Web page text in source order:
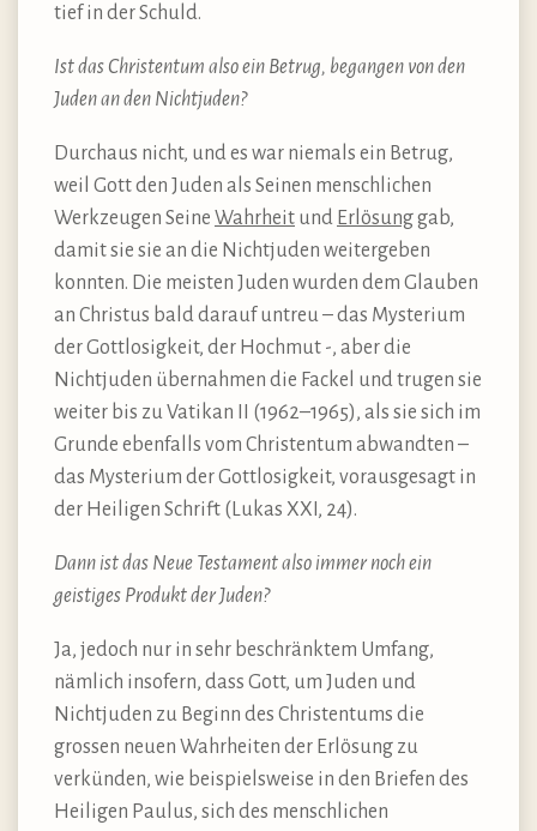
tief in der Schuld.
Ist das Christentum also ein Betrug, begangen von den
Juden an den Nichtjuden?
Durchaus nicht, und es war niemals ein Betrug,
weil Gott den Juden als Seinen menschlichen
Werkzeugen Seine Wahrheit und Erlösunggab,
damit sie sie an die Nichtjuden weitergeben
konnten. Die meisten Juden wurden dem Glauben
an Christus bald darauf untreu – das Mysterium
der Gottlosigkeit, der Hochmut -, aber die
Nichtjuden übernahmen die Fackel und trugen sie
weiter bis zu Vatikan II (1962–1965), als sie sich im
Grunde ebenfalls vom Christentum abwandten –
das Mysterium der Gottlosigkeit, vorausgesagt in
der Heiligen Schrift (Lukas XXI, 24).
Dann ist das Neue Testament also immer noch ein
geistiges Produkt der Juden?
Ja, jedoch nur in sehr beschränktem Umfang,
nämlich insofern, dass Gott, um Juden und
Nichtjuden zu Beginn des Christentums die
grossen neuen Wahrheiten der Erlösung zu
verkünden, wie beispielsweise in den Briefen des
Heiligen Paulus, sich des menschlichen